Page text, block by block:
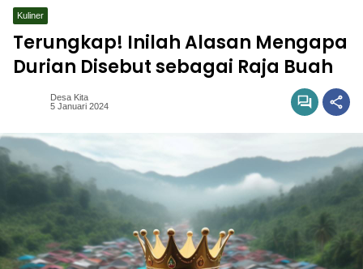
Kuliner
Terungkap! Inilah Alasan Mengapa
Durian Disebut sebagai Raja Buah
Desa Kita
5 Januari 2024